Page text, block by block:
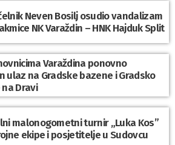
Neven Bosilj osudio vandalizam
NK Varaždin – HNK Hajduk Split
Varaždina ponovno
ulaz na Gradske bazene i Gradsko
Dravi
malonogometni turnir „Luka Kos”
ekipe i posjetitelje u Sudovcu